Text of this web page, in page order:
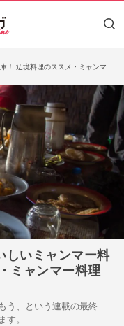
！ 辺境料理のススメ・ミャンマ
しいミャンマー料
ミャンマー料理
う、という連載の最終
す。